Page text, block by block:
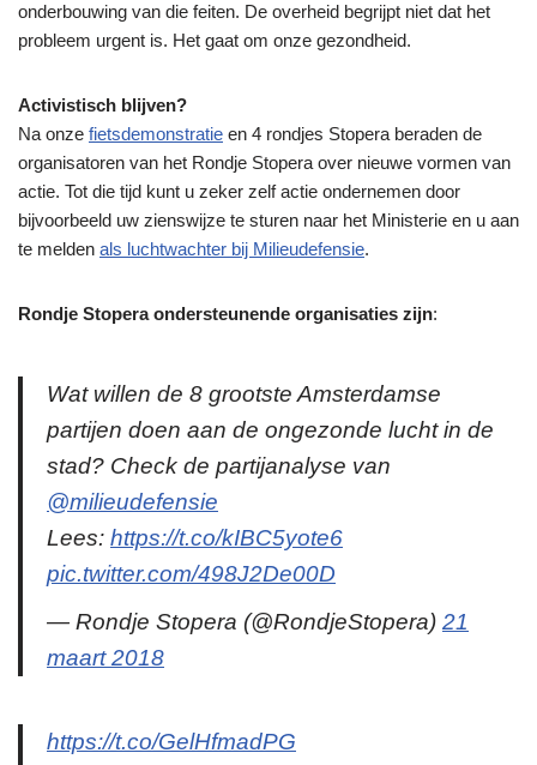
onderbouwing van die feiten. De overheid begrijpt niet dat het
probleem urgent is. Het gaat om onze gezondheid.
Activistisch blijven?
Na onze fietsdemonstratie en 4 rondjes Stopera beraden de
organisatoren van het Rondje Stopera over nieuwe vormen van
actie. Tot die tijd kunt u zeker zelf actie ondernemen door
bijvoorbeeld uw zienswijze te sturen naar het Ministerie en u aan
te melden als luchtwachter bij Milieudefensie.
Rondje Stopera ondersteunende organisaties zijn:
Wat willen de 8 grootste Amsterdamse
partijen doen aan de ongezonde lucht in de
stad? Check de partijanalyse van
@milieudefensie
Lees: https://t.co/kIBC5yote6
pic.twitter.com/498J2De00D
— Rondje Stopera (@RondjeStopera) 21
maart 2018
https://t.co/GelHfmadPG